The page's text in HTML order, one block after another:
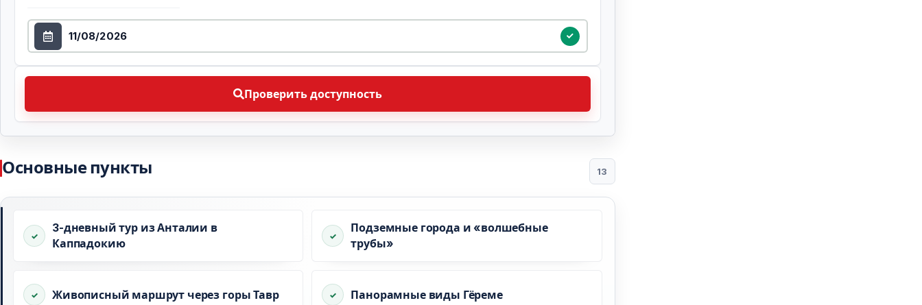
Выберите дату
Проверить доступность
Проверить доступность Выберите предпочтительную дату
Основные пункты 13
3-дневный тур из Анталии в
Каппадокию
Подземные города и «волшебные
трубы»
Живописный маршрут через горы Тавр Панорамные виды Гёреме